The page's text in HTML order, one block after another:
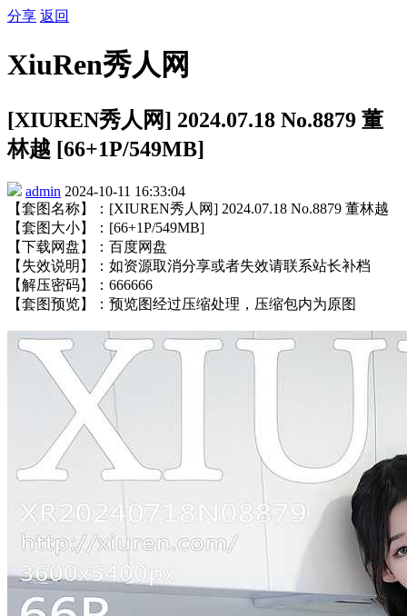
分享 返回
XiuRen秀人网
[XIUREN秀人网] 2024.07.18 No.8879 董
林越 [66+1P/549MB]
admin 2024-10-11 16:33:04
【套图名称】：[XIUREN秀人网] 2024.07.18 No.8879 董林越
【套图大小】：[66+1P/549MB]
【下载网盘】：百度网盘
【失效说明】：如资源取消分享或者失效请联系站长补档
【解压密码】：666666
【套图预览】：预览图经过压缩处理，压缩包内为原图